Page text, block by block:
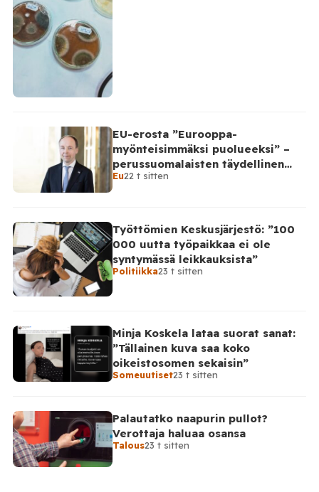
EU-erosta ”Eurooppa-
myönteisimmäksi puolueeksi” –
perussuomalaisten täydellinen
takinkääntö
Eu22 t sitten
Työttömien Keskusjärjestö: ”100
000 uutta työpaikkaa ei ole
syntymässä leikkauksista”
Politiikka23 t sitten
Minja Koskela lataa suorat sanat:
”Tällainen kuva saa koko
oikeistosomen sekaisin”
Someuutiset23 t sitten
Palautatko naapurin pullot?
Verottaja haluaa osansa
Talous23 t sitten